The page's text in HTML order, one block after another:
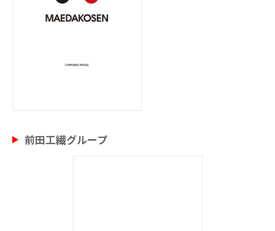
前田工繊グループ